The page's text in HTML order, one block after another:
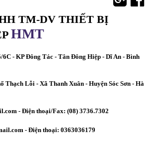
TM-DV THIẾT BỊ
HMT
- KP Đông Tác - Tân Đông Hiệp - Dĩ An - Bình
Thạch Lỗi - Xã Thanh Xuân - Huyện Sóc Sơn - Hà
- Điện thoại/Fax: (08) 3736.7302
- Điện thoại: 0363036179